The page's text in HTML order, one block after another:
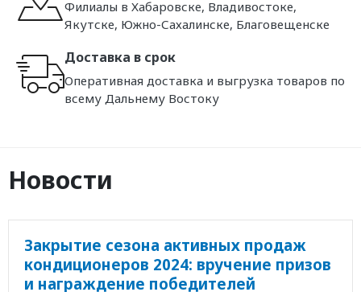
Филиалы в Хабаровске, Владивостоке,
Якутске, Южно-Сахалинске, Благовещенске
Доставка в срок
Оперативная доставка и выгрузка товаров по
всему Дальнему Востоку
Новости
Закрытие сезона активных продаж
кондиционеров 2024: вручение призов
и награждение победителей